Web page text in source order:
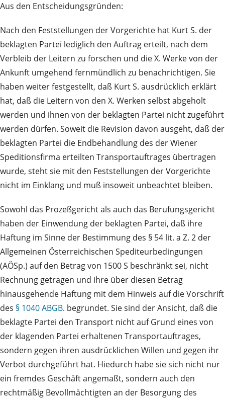
Aus den Entscheidungsgründen:
Nach den Feststellungen der Vorgerichte hat Kurt S. der
beklagten Partei lediglich den Auftrag erteilt, nach dem
Verbleib der Leitern zu forschen und die X. Werke von der
Ankunft umgehend fernmündlich zu benachrichtigen. Sie
haben weiter festgestellt, daß Kurt S. ausdrücklich erklärt
hat, daß die Leitern von den X. Werken selbst abgeholt
werden und ihnen von der beklagten Partei nicht zugeführt
werden dürfen. Soweit die Revision davon ausgeht, daß der
beklagten Partei die Endbehandlung des der Wiener
Speditionsfirma erteilten Transportauftrages übertragen
wurde, steht sie mit den Feststellungen der Vorgerichte
nicht im Einklang und muß insoweit unbeachtet bleiben.
Sowohl das Prozeßgericht als auch das Berufungsgericht
haben der Einwendung der beklagten Partei, daß ihre
Haftung im Sinne der Bestimmung des § 54 lit. a Z. 2 der
Allgemeinen Österreichischen Spediteurbedingungen
(AÖSp.) auf den Betrag von 1500 S beschränkt sei, nicht
Rechnung getragen und ihre über diesen Betrag
hinausgehende Haftung mit dem Hinweis auf die Vorschrift
des § 1040 ABGB. begrundet. Sie sind der Ansicht, daß die
beklagte Partei den Transport nicht auf Grund eines von
der klagenden Partei erhaltenen Transportauftrages,
sondern gegen ihren ausdrücklichen Willen und gegen ihr
Verbot durchgeführt hat. Hiedurch habe sie sich nicht nur
ein fremdes Geschäft angemaßt, sondern auch den
rechtmäßig Bevollmächtigten an der Besorgung des